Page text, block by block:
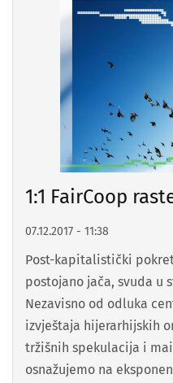
1:1 FairCoop
07.12.2017 - 11:38
Post-kapitalistički
postojano jača, svuda u
Nezavisno od odluka
izvještaja hijerarhijskih
tržišnih spekulacija i
osnažujemo na